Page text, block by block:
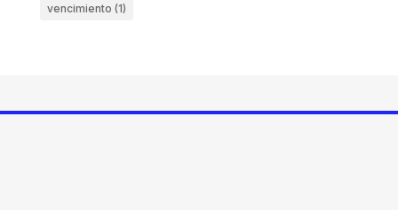
vencimiento (1)